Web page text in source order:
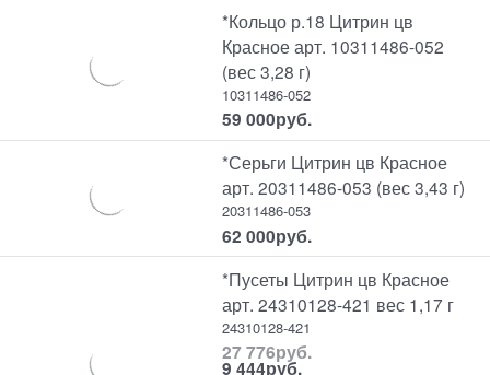
*Кольцо р.18 Цитрин цв
Красное арт. 10311486-052
(вес 3,28 г)
10311486-052
59 000руб.
*Серьги Цитрин цв Красное
арт. 20311486-053 (вес 3,43 г)
20311486-053
62 000руб.
*Пусеты Цитрин цв Красное
арт. 24310128-421 вес 1,17 г
24310128-421
27 776руб.
9 444руб.